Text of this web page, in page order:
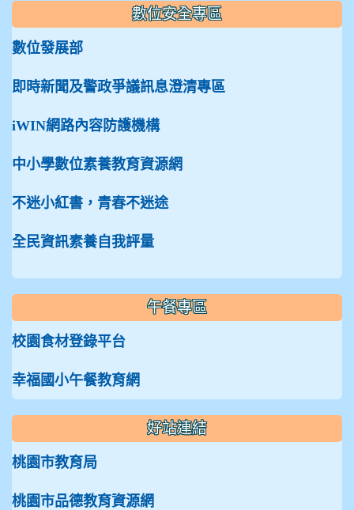
數位安全專區
數位發展部
即時新聞及警政爭議訊息澄清專區
iWIN網路內容防護機構
中小學數位素養教育資源網
不迷小紅書，青春不迷途
全民資訊素養自我評量
午餐專區
校園食材登錄平台
幸福國小午餐教育網
好站連結
桃園市教育局
桃園市品德教育資源網